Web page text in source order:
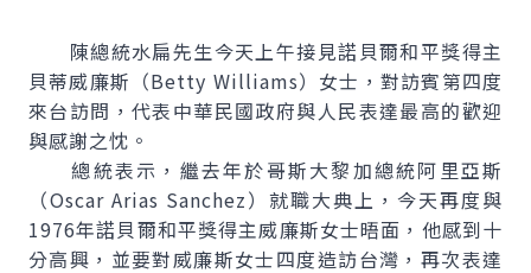
陳總統水扁先生今天上午接見諾貝爾和平獎得主
貝蒂威廉斯（Betty Williams）女士，對訪賓第四度
來台訪問，代表中華民國政府與人民表達最高的歡迎
與感謝之忱。
總統表示，繼去年於哥斯大黎加總統阿里亞斯
（Oscar Arias Sanchez）就職大典上，今天再度與
1976年諾貝爾和平獎得主威廉斯女士晤面，他感到十
分高興，並要對威廉斯女士四度造訪台灣，再次表達